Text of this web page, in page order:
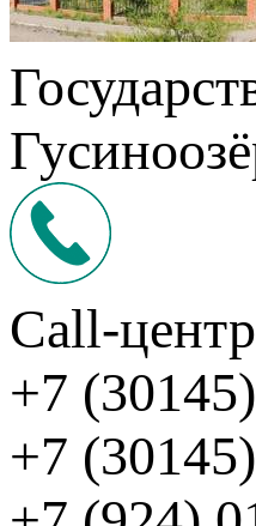
Call-
+7
+7